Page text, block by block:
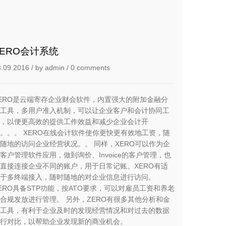
会计系统
/ by admin / 0 comments
是云端寄存企业财会软件，内置强大的附加金融分
具，多用户准入机制，可以让企业客户和会计协同工
以便更高效的提供工作效益和减少企业会计开
。。 XERO在线会计软件使你更快更有效地工资，随
地的访问企业经营状况。。 同样，XERO可以作为企
户管理软件应用，做到询价、Invoice的客户管理，也
接连接企业不同的账户，用于日常记账。XERO有适
多终端接入，随时随地的对企业信息进行访问。
具备STP功能，按ATO要求，可以对雇员工资和养老
规发放进行管理。 另外，ZERO有很多其他分析和金
具，有利于企业及时的发现经营情况和对过去的数据
对比，以帮助企业发现新的商业机会。